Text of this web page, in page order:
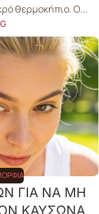
θερμοκήπιο. Ο...
ΓΙΑ ΝΑ ΜΗ
ΚΑΥΣΩΝΑ